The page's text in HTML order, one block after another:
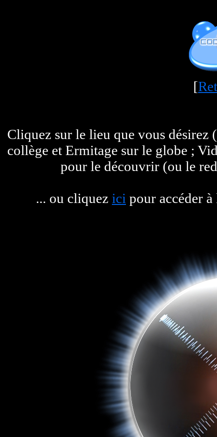
[
Cliquez sur le lieu que vous
collège et Ermitage sur le globe ;
pour le découvrir (ou le
... ou cliquez ici pour accéder